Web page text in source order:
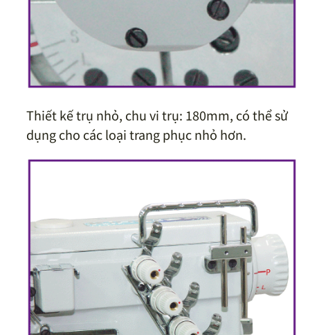
Thiết kế trụ nhỏ, chu vi trụ: 180mm, có thể sử
dụng cho các loại trang phục nhỏ hơn.